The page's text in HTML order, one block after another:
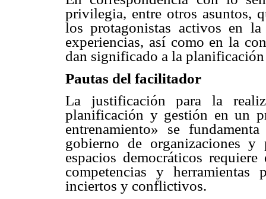
privilegia, entre otros asuntos,
los protagonistas activos en
experiencias, así como en la
dan significado a la
Pautas del facilitador
La justificación para la
planificación y gestión en un
entrenamiento» se
gobierno de organizaciones
espacios democráticos
competencias y herramientas
inciertos y conflictivos.